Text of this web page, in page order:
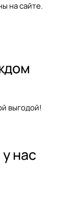
на сайте.
выгодой!
нас